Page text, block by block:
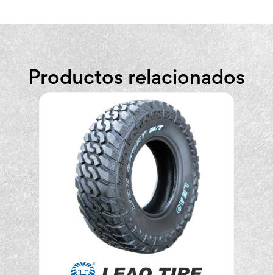
Productos relacionados